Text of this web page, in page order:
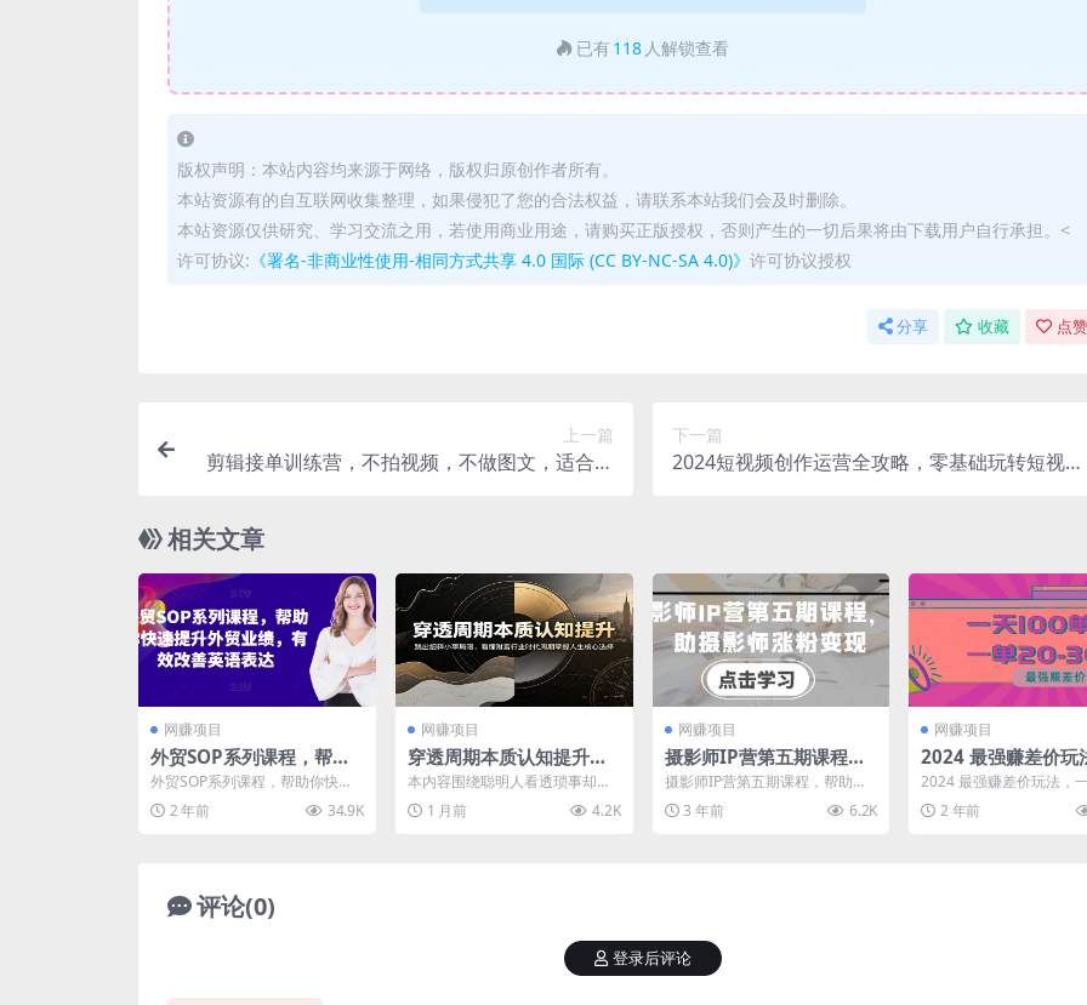
已有 118 人解锁查看
版权声明：本站内容均来源于网络，版权归原创作者所有。
本站资源有的自互联网收集整理，如果侵犯了您的合法权益，请联系本站我们会及时删除。
本站资源仅供研究、学习交流之用，若使用商业用途，请购买正版授权，否则产生的一切后果将由下载用户自行承担。<
许可协议: 《署名-非商业性使用-相同方式共享 4.0 国际 (CC BY-NC-SA 4.0)》 许可协议授权
分享 收藏 点
上一篇
剪辑接单训练营，不拍视频，不做图文，适合所
下一篇
2024短视频创作运营全攻略，零基础玩转短视频
相关文章
网赚项目
外贸SOP系列课程，帮助
你快速提升外贸业绩，有
效改善英语表达
外贸SOP系列课程，帮助你快速
提升外贸业绩，有效改善英语表
达 定目标、追过程、拿...
2 年前 34.9K
网赚项目
穿透周期本质认知提升：
跳出细碎小事局限，看懂
财富行业时代周期掌握人
生核心选择
本内容围绕聪明人看透琐事却人
生困顿的核心痛点展开深度剖
析，以《大明 1566》陈...
1 月前 4.2K
网赚项目
摄影师IP营第五期课程，
帮助摄影师涨粉变现
摄影师IP营第五期课程，帮助摄
影师涨粉变现 课程内容： 1_【直
播】千万级营收的...
3 年前 6.2K
网赚项目
2024 最强赚差价玩
天 100 单，一单利
30，只要做就能赚
2024 最强赚差价玩法，
单，一单利润 20-30，只
能赚，...
2 年前
评论(0)
登录后评论